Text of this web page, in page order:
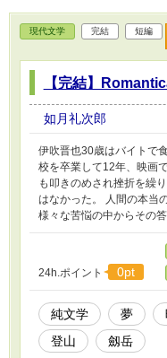
現代文学 完結 短編
【完結】
如月礼次郎
伊吹晋也30歳はバイトで
校を卒業して12年、映画
も叩きのめされ挫折を繰
はなかった。 人間の本当
様々な苦悩の中からその
24h.ポイント 0pt
純文学 夢
登山
劔岳